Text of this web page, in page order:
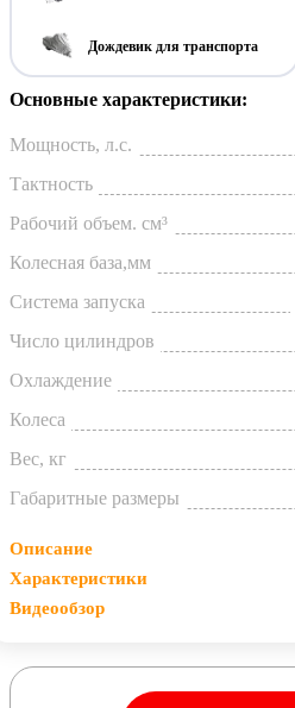
Дождевик для транспорта
Основные характеристики:
Мощность, л.с.
Тактность
Рабочий объем. см³
Колесная база,мм
Система запуска
Число цилиндров
Охлаждение
Колеса
Вес, кг
Габаритные размеры
Описание
Характеристики
Видеообзор